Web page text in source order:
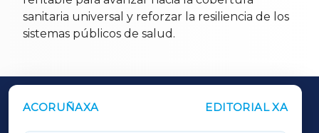
sanitaria universal y reforzar la resiliencia de los
sistemas públicos de salud.
ACORUÑAXA EDITORIAL XA
OUTROS PERIÓDICOS